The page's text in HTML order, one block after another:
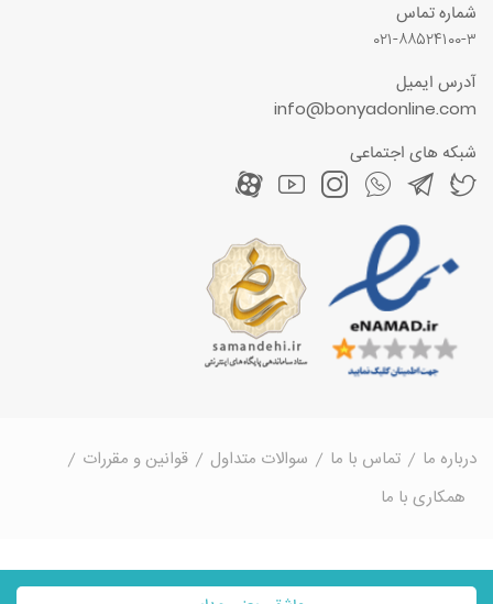
شماره تماس
۰۲۱-۸۸۵۲۴۱۰۰-۳
آدرس ایمیل
info@bonyadonline.com
شبکه های اجتماعی
درباره ما تماس با ما سوالات متداول
قوانین و مقررات
همکاری با ما